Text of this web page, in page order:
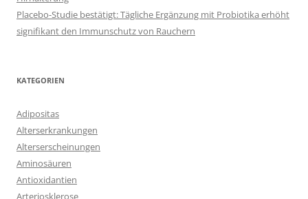
Placebo-Studie bestätigt: Tägliche Ergänzung mit Probiotika erhöht
signifikant den Immunschutz von Rauchern
KATEGORIEN
Adipositas
Alterserkrankungen
Alterserscheinungen
Aminosäuren
Antioxidantien